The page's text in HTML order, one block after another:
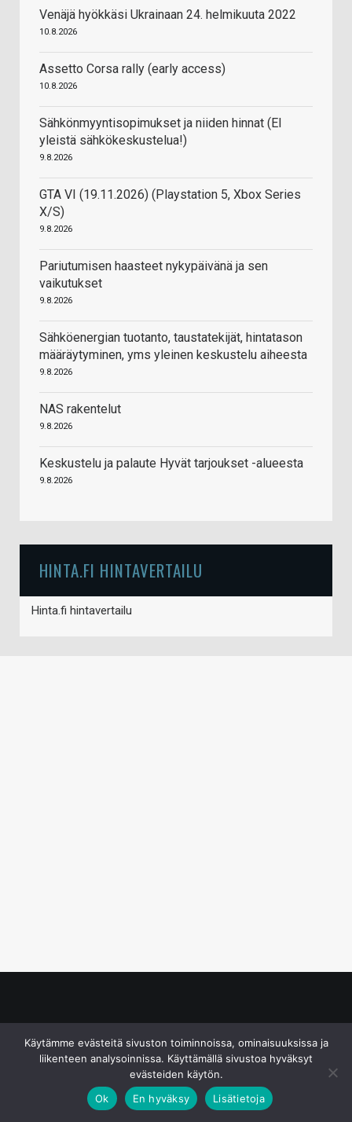
Venäjä hyökkäsi Ukrainaan 24. helmikuuta 2022
10.8.2026
Assetto Corsa rally (early access)
10.8.2026
Sähkönmyyntisopimukset ja niiden hinnat (EI
yleistä sähkökeskustelua!)
9.8.2026
GTA VI (19.11.2026) (Playstation 5, Xbox Series
X/S)
9.8.2026
Pariutumisen haasteet nykypäivänä ja sen
vaikutukset
9.8.2026
Sähköenergian tuotanto, taustatekijät, hintatason
määräytyminen, yms yleinen keskustelu aiheesta
9.8.2026
NAS rakentelut
9.8.2026
Keskustelu ja palaute Hyvät tarjoukset -alueesta
9.8.2026
HINTA.FI HINTAVERTAILU
Hinta.fi hintavertailu
Käytämme evästeitä sivuston toiminnoissa, ominaisuuksissa ja
liikenteen analysoinnissa. Käyttämällä sivustoa hyväksyt
evästeiden käytön.
Ok
En hyväksy Lisätietoja